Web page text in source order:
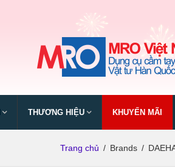
THƯƠNG HIỆU KHUYẾN MÃI
Trang chủ / Brands /